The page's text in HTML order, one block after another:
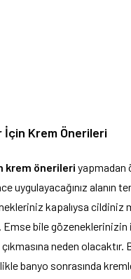
İçin Krem Önerileri
krem önerileri yapmadan
uygulayacağınız alanın
kapalıysa cildiniz
bile gözeneklerinizin
neden olacaktır.
banyo sonrasında